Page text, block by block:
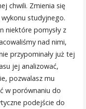
chwili. Zmienia się
studyjnego.
niektóre pomysły z
nad nimi,
przypominały już tej
jej analizować,
pozwalasz mu
w porównaniu do
podejście do